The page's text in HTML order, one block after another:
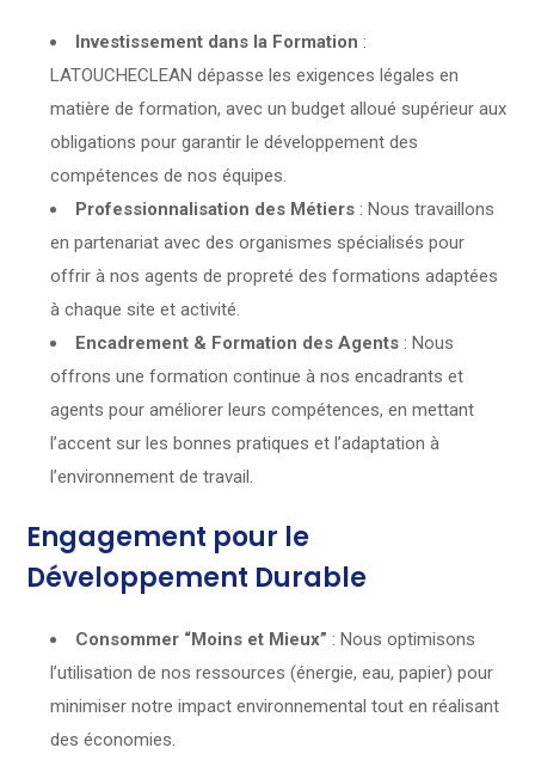
Investissement dans la Formation :
LATOUCHECLEAN dépasse les exigences légales en
matière de formation, avec un budget alloué supérieur aux
obligations pour garantir le développement des
compétences de nos équipes.
Professionnalisation des Métiers : Nous travaillons
en partenariat avec des organismes spécialisés pour
offrir à nos agents de propreté des formations adaptées
à chaque site et activité.
Encadrement & Formation des Agents : Nous
offrons une formation continue à nos encadrants et
agents pour améliorer leurs compétences, en mettant
l’accent sur les bonnes pratiques et l’adaptation à
l’environnement de travail.
Engagement pour le
Développement Durable
Consommer “Moins et Mieux” : Nous optimisons
l’utilisation de nos ressources (énergie, eau, papier) pour
minimiser notre impact environnemental tout en réalisant
des économies.